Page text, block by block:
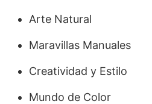
Arte Natural
Maravillas Manuales
Creatividad y Estilo
Mundo de Color